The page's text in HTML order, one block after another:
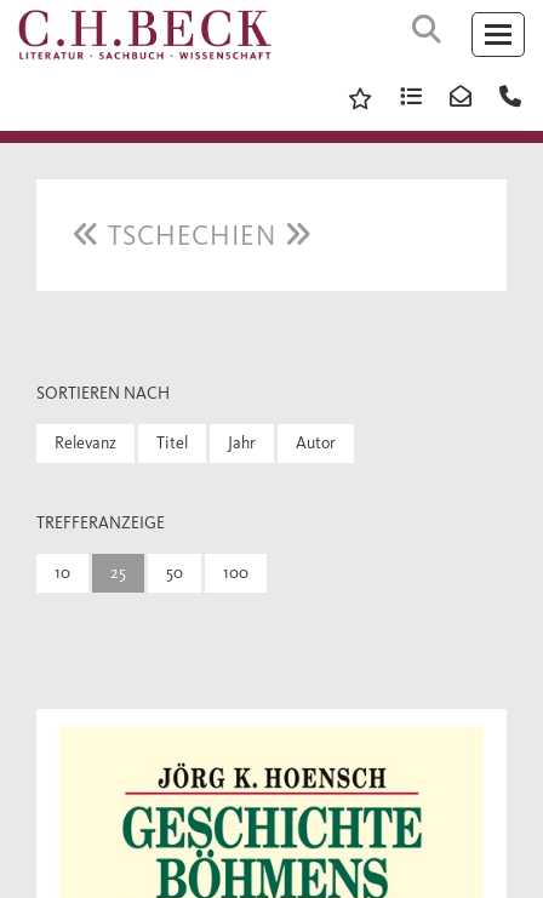
TSCHECHIEN
SORTIEREN NACH
Relevanz Titel Jahr Autor
TREFFERANZEIGE
10 25 50 100